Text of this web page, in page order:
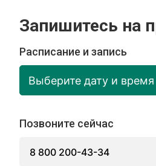
Запишитесь на
Расписание и запись
Выберите дату и время
Позвоните сейчас
8 800 200-43-34